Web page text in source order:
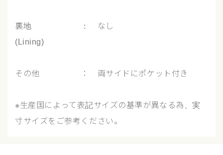
裏地 ： なし
(Lining)
その他 ： 両サイドにポケット付き
※生産国によって表記サイズの基準が異なる為、実
寸サイズをご参考ください。